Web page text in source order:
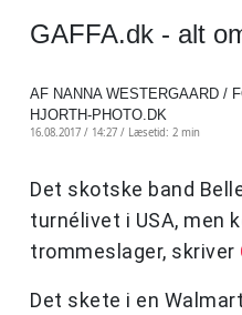
GAFFA.dk - alt
AF NANNA WESTERGAARD /
HJORTH-PHOTO.DK
16.08.2017 / 14:27 / Læsetid: 2 min
Det skotske band
turnélivet i USA, men
trommeslager, skriver
Det skete i en